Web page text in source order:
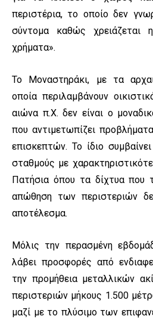
περιστέρια, το οποίο δεν
σύντομα καθώς χρειάζεται
χρήματα».
Το Μοναστηράκι, με τα
οποία περιλαμβάνουν
αιώνα π.Χ. δεν είναι ο
που αντιμετωπίζει
επισκεπτών. Το ίδιο
σταθμούς με
Πατήσια όπου τα δίχτυα που
απώθηση των περιστεριών
αποτέλεσμα.
Μόλις την περασμένη
λάβει προσφορές από
την προμήθεια μεταλλικών
περιστεριών μήκους 1.500
μαζί με το πλύσιμο των